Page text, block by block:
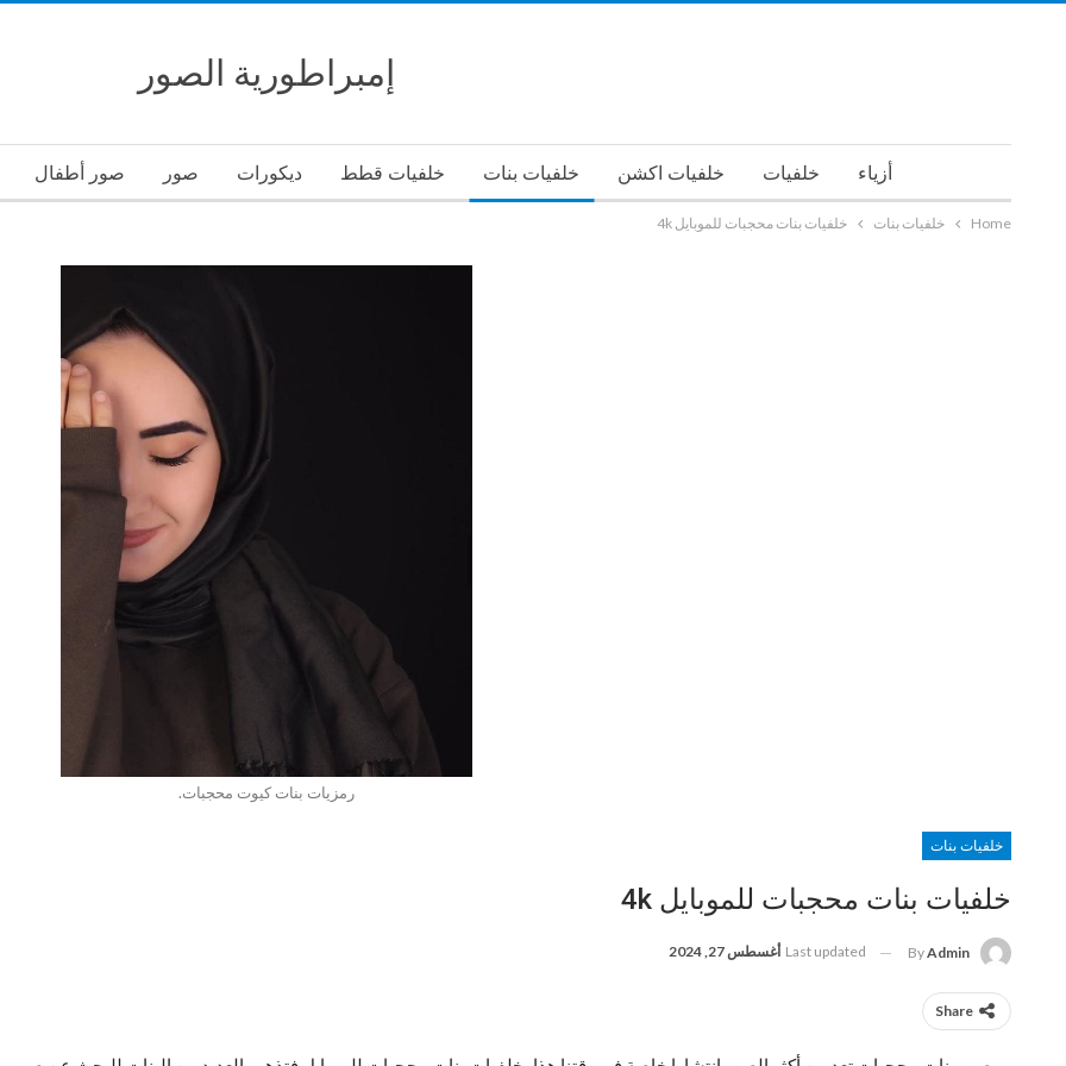
إمبراطورية الصور
أزياء خلفيات خلفيات اكشن خلفيات بنات خلفيات قطط ديكورات صور صور أطفال
Home خلفيات بنات خلفيات بنات محجبات للموبايل 4k
رمزيات بنات كيوت محجبات.
خلفيات بنات
خلفيات بنات محجبات للموبايل 4k
ByAdmin
Last updated أغسطس 27, 2024
Share